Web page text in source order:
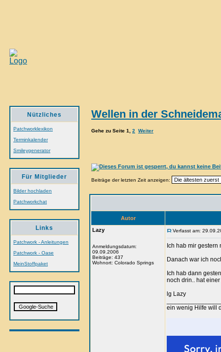
Nützliches
Patchworklexikon
Terminkalender
Smileygenerator
Für Mitglieder
Bilder hochladen
Patchworkchat
Links
Patchwork - Anleitungen
Patchwork - Oase
MeinStoffpaket
Wellen in der
Gehe zu Seite 1 2 Weiter
Beiträge der letzten Zeit anzeigen:
Autor
Lazy
Anmeldungsdatum:
09.09.2006
Beiträge: 437
Wohnort: Colorado Springs
Verfasst am:
Ich hab mir
Danach war ich
Ich hab dann
noch drin.. hat
lg Lazy
ein wenig Hilfe will